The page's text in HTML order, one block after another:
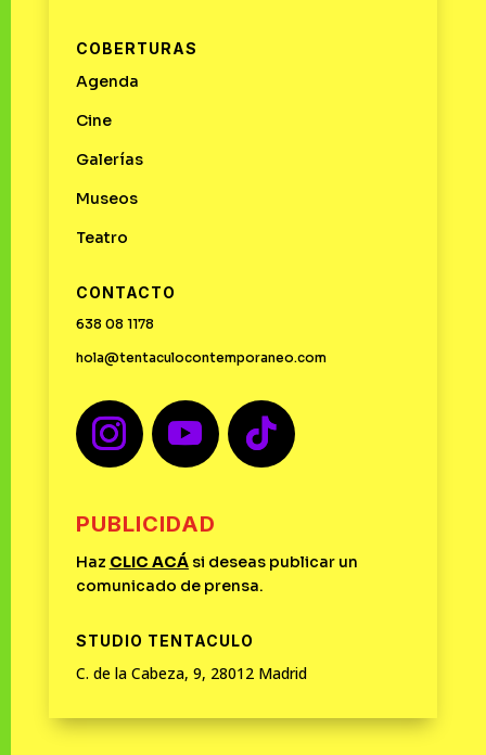
COBERTURAS
Agenda
Cine
Galerías
Museos
Teatro
CONTACTO
638 08 1178
hola@tentaculocontemporaneo.com
PUBLICIDAD
Haz CLIC ACÁsi deseas publicar un
comunicado de prensa.
STUDIO TENTACULO
C. de la Cabeza, 9, 28012 Madrid